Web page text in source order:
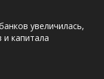
увеличилась,
и капитала